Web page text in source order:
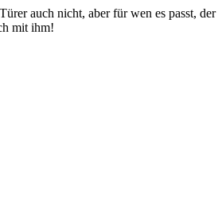
auch nicht, aber für wen es passt, der
mit ihm!